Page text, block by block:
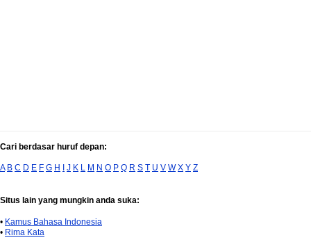
Cari berdasar huruf depan:
A B C D E F G H I J K L M N O P Q R S T U V W X Y Z
Situs lain yang mungkin anda suka:
• Kamus Bahasa Indonesia
• Rima Kata